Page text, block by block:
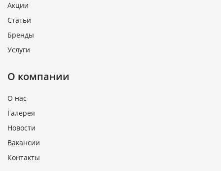
Акции
Статьи
Бренды
Услуги
О компании
О нас
Галерея
Новости
Вакансии
Контакты